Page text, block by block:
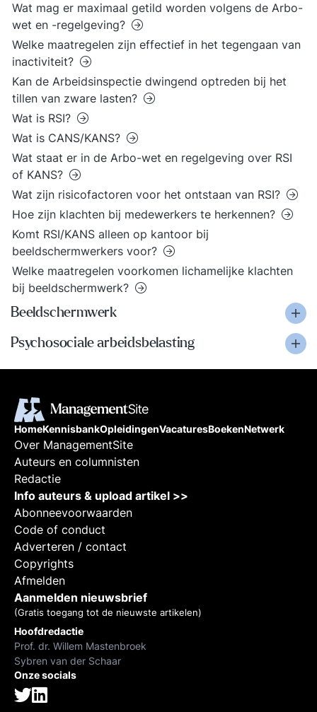
Wat mag er maximaal getild worden volgens de Arbo-
wet en -regelgeving?
Welke maatregelen zijn effectief in het tegengaan van
inactiviteit?
Kan de Arbeidsinspectie dwingend optreden bij het
tillen van zware lasten?
Wat is RSI?
Wat is CANS/KANS?
Wat staat er in de Arbo-wet en regelgeving over RSI
of KANS?
Wat zijn risicofactoren voor het ontstaan van RSI?
Hoe zijn klachten bij medewerkers te herkennen?
Komt RSI/KANS alleen op kantoor bij
beeldschermwerkers voor?
Welke maatregelen voorkomen lichamelijke klachten
bij beeldschermwerk?
Beeldschermwerk
Psychosociale arbeidsbelasting
HomeKennisbankOpleidingenVacaturesBoekenNetwerk
Over ManagementSite
Auteurs en columnisten
Redactie
Info auteurs & upload artikel >>
Abonneevoorwaarden
Code of conduct
Adverteren / contact
Copyrights
Afmelden
Aanmelden nieuwsbrief
(Gratis toegang tot de nieuwste artikelen)
Hoofdredactie
Prof. dr. Willem Mastenbroek
Sybren van der Schaar
Onze socials